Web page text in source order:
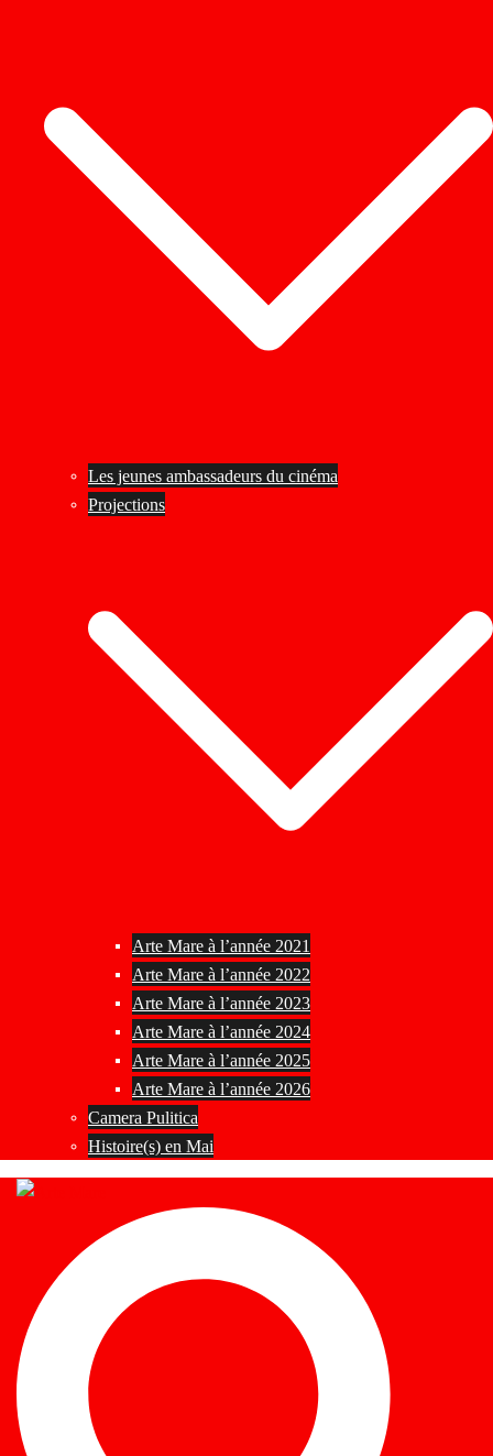
Les jeunes ambassadeurs du cinéma
Projections
Arte Mare à l’année 2021
Arte Mare à l’année 2022
Arte Mare à l’année 2023
Arte Mare à l’année 2024
Arte Mare à l’année 2025
Arte Mare à l’année 2026
Camera Pulitica
Histoire(s) en Mai